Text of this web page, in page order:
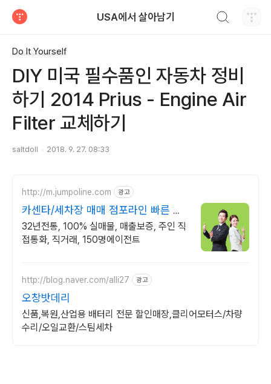
USA에서 살아남기
Do It Yourself
DIY 미국 필수품인 자동차 정비
하기 2014 Prius - Engine Air
Filter 교체하기
saltdoll 2018. 9. 27. 08:33
http://m.jumpoline.com 광고
카센타/세차장 매매 점포라인 빠른 직
거래 & 안전중개거래
32년전통, 100% 실매물, 매출보증, 주인 직
접통화, 직거래, 150명에이전트
http://blog.naver.com/alli27 광고
오창밧데리
신품,복원,산업용 배터리 전문 할인매장,클리어모터스/차량
수리/오일교환/스팀세차